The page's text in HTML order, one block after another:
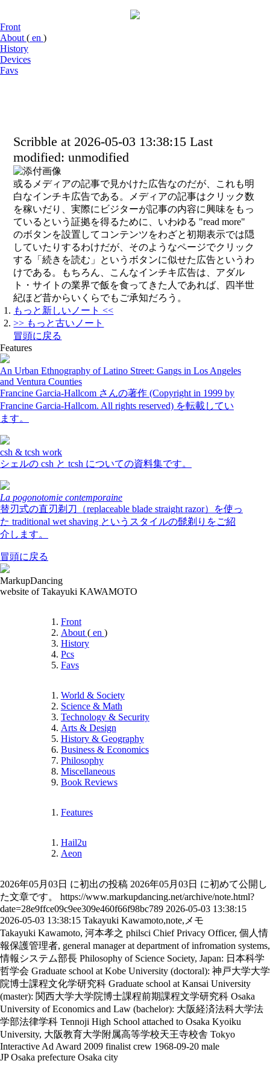
Front
About ( en )
History
Devices
Favs
Scribble at 2026-05-03 13:38:15Last
modified: unmodified
或るメディアの記事で見かけた広告なのだが、これも明
白なインチキ広告である。メディアの記事はクリック数
を稼いだり、実際にビジターが記事の内容に興味をもっ
ているという証拠を得るために、いわゆる "read more"
のボタンを設置してコンテンツをわざと初期表示では隠
していたりするわけだが、そのようなページでクリック
する「続きを読む」というボタンに似せた広告というわ
けである。もちろん、こんなインチキ広告は、アダル
ト・サイトの業界で飯を食ってきた人であれば、四半世
紀ほど昔からいくらでもご承知だろう。
もっと新しいノート <<
>> もっと古いノート
冒頭に戻る
Features
An Urban Ethnography of Latino Street: Gangs in Los Angeles
and Ventura Counties
Francine Garcia-Hallcom さんの著作 (Copyright in 1999 by
Francine Garcia-Hallcom. All rights reserved) を転載してい
ます。
csh & tcsh work
シェルの csh と tcsh についての資料集です。
La pogonotomie contemporaine
替刃式の直刃剃刀（replaceable blade straight razor）を使っ
た traditional wet shaving というスタイルの髭剃りをご紹
介します。
冒頭に戻る
MarkupDancing
website of Takayuki KAWAMOTO
Front
About (en )
History
Pcs
Favs
World & Society
Science & Math
Technology & Security
Arts & Design
History & Geography
Business & Economics
Philosophy
Miscellaneous
Book Reviews
Features
Hail2u
Aeon
2026年05月03日 に初出の投稿 2026年05月03日 に初めて公開し
た文章です。
https://www.markupdancing.net/archive/note.html?
date=28e9ffce09c9ee309e460f66f98bc789 2026-05-03 13:38:15
2026-05-03 13:38:15 Takayuki Kawamoto,note,メモ
Takayuki Kawamoto, 河本孝之 philsci Chief Privacy Officer, 個人情
報保護管理者, general manager at department of infromation systems,
情報システム部長 Philosophy of Science Society, Japan: 日本科学
哲学会 Graduate school at Kobe University (doctoral): 神戸大学大学
院博士課程文化学研究科 Graduate school at Kansai University
(master): 関西大学大学院博士課程前期課程文学研究科 Osaka
University of Economics and Law (bachelor): 大阪経済法科大学法
学部法律学科 Tennoji High School attached to Osaka Kyoiku
University, 大阪教育大学附属高等学校天王寺校舎 Tokyo
Interactive Ad Award 2009 finalist crew 1968-09-20 male
JP Osaka prefecture Osaka city